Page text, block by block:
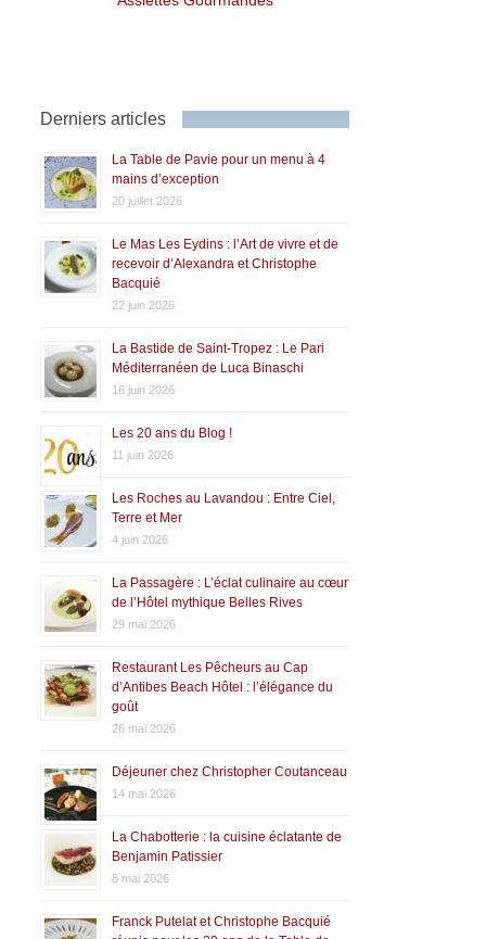
Derniers articles
La Table de Pavie pour un menu à 4
mains d’exception
20 juillet 2026
Le Mas Les Eydins : l’Art de vivre et de
recevoir d’Alexandra et Christophe
Bacquié
22 juin 2026
La Bastide de Saint-Tropez : Le Pari
Méditerranéen de Luca Binaschi
16 juin 2026
Les 20 ans du Blog !
11 juin 2026
Les Roches au Lavandou : Entre Ciel,
Terre et Mer
4 juin 2026
La Passagère : L’éclat culinaire au cœur
de l’Hôtel mythique Belles Rives
29 mai 2026
Restaurant Les Pêcheurs au Cap
d’Antibes Beach Hôtel : l’élégance du
goût
26 mai 2026
Déjeuner chez Christopher Coutanceau
14 mai 2026
La Chabotterie : la cuisine éclatante de
Benjamin Patissier
8 mai 2026
Franck Putelat et Christophe Bacquié